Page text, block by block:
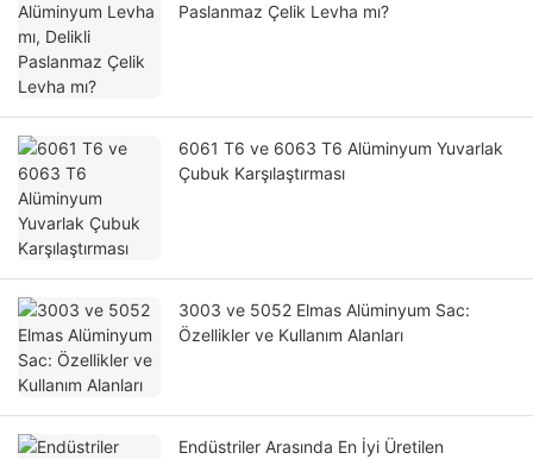
Paslanmaz Çelik Levha mı?
6061 T6 ve 6063 T6 Alüminyum Yuvarlak
Çubuk Karşılaştırması
3003 ve 5052 Elmas Alüminyum Sac:
Özellikler ve Kullanım Alanları
Endüstriler Arasında En İyi Üretilen